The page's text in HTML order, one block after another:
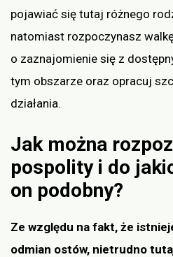
pojawiać się tutaj różnego
natomiast rozpoczynasz
o zaznajomienie się z
tym obszarze oraz opracuj
działania.
Jak można
pospolity i do
on podobny?
Ze względu na fakt, że
odmian ostów, nietrudno